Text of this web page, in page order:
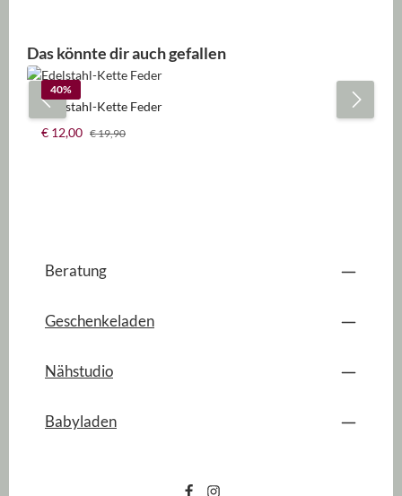
Produktgalerie überspringen
Das könnte dir auch gefallen
40%
Edelstahl-Kette Feder
Verkaufspreis:
€ 12,00 Regulärer Preis:
€ 19,90
Beratung
Geschenkeladen
Nähstudio
Babyladen